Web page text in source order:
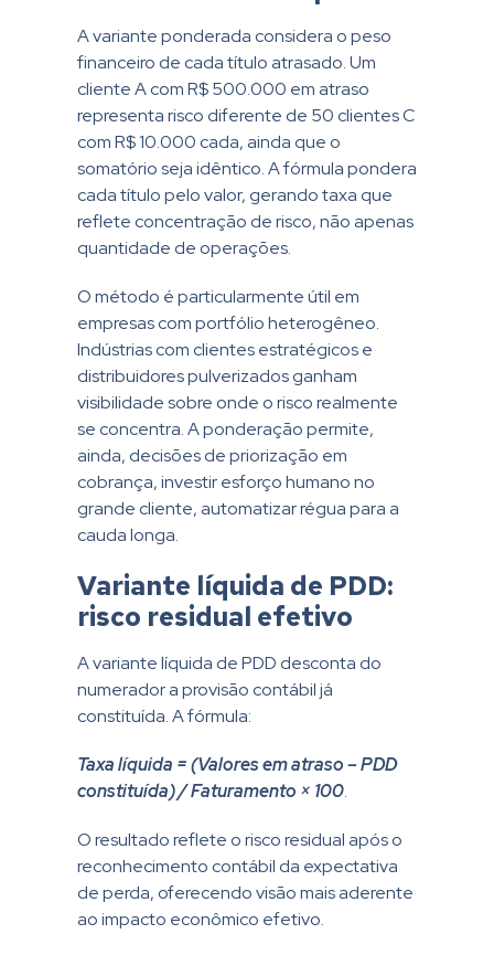
A variante ponderada considera o peso
financeiro de cada título atrasado. Um
cliente A com R$ 500.000 em atraso
representa risco diferente de 50 clientes C
com R$ 10.000 cada, ainda que o
somatório seja idêntico. A fórmula pondera
cada título pelo valor, gerando taxa que
reflete concentração de risco, não apenas
quantidade de operações.
O método é particularmente útil em
empresas com portfólio heterogêneo.
Indústrias com clientes estratégicos e
distribuidores pulverizados ganham
visibilidade sobre onde o risco realmente
se concentra. A ponderação permite,
ainda, decisões de priorização em
cobrança, investir esforço humano no
grande cliente, automatizar régua para a
cauda longa.
Variante líquida de PDD:
risco residual efetivo
A variante líquida de PDD desconta do
numerador a provisão contábil já
constituída. A fórmula:
Taxa líquida = (Valores em atraso – PDD
constituída) / Faturamento × 100.
O resultado reflete o risco residual após o
reconhecimento contábil da expectativa
de perda, oferecendo visão mais aderente
ao impacto econômico efetivo.